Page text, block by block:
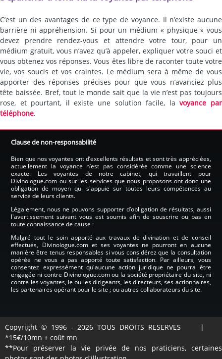
C’est un des avantages de ce type de voyance. Il n’existe aucune
barrière ni appréhension. Si pour un médium « physique » vous
devez prendre rendez-vous et attendre votre tour, pour un
médium gratuit, vous n’avez qu’à appeler, expliquer votre souci et
vous obtenez vos réponses. Vous êtes libre de raconter toute votre
vie, vos soucis et vos craintes. Le médium sera à même de vous
apporter des réponses précises pour que vous n’avanciez plus
tête baissée. Bref, tout le monde sait que la vie n’est pas toujours
rose, et pourtant, il existe une solution facile, lavoyance par
téléphone.
Clause de non-responsabilité
Bien que nos voyantes ont d’excellents résultats et sont très appréciées,
actuellement la voyance n’est pas considérée comme une science
exacte. Les voyantes de notre cabinet, qui travaillent pour
Divinologue.com ou sur les services que nous proposons ont donc une
obligation de moyen qui s'appuie sur toutes leurs compétences au
service de leurs clients.
Légalement, nous ne pouvons supporter d’obligation de résultats, aussi
l'avertissement suivant vous est soumis afin de souscrire ou pas en
toute connaissance de cause :
Malgré tout le soin apporté aux travaux de divination et de conseil
effectués, Divinologue.com et ses voyantes ne pourront en aucune
manière être tenus responsables si vous considérez que la consultation
opérée ne vous a pas apporté toute satisfaction. Par ailleurs, vous
consentez expressément qu'aucune action juridique ne pourra être
engagée ni contre Divinologue.com ou la société propriétaire du site, ni
contre les voyantes, le ou les dirigeants, les directeurs, ses actionnaires,
les partenaires opérant pour le site ; ou autres collaborateurs du site.
Copyright © 1996 - 2026 TOUS DROITS RESERVES |
*15€/10mn + coût mn
**Pour préserver la vie privée de nos praticiens, certaines